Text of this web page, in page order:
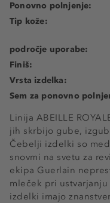
Linija ABEILLE
jih skrbijo gube,
Čebelji izdelki so
snovmi na svetu za
ekipa Guerlain
mleček pri
izdelki imajo
Ponovno polnjenje:
Tip kože:
področje uporabe:
Finiš:
Vrsta izdelka:
Sem za ponovno